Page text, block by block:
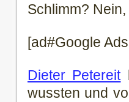
Schlimm?
[ad#Google
Dieter Petereit
wussten und